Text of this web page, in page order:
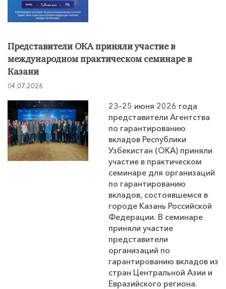
Представители ОКА приняли участие в
международном практическом семинаре в
Казани
04.07.2026
23–25 июня 2026 года
представители Агентства
по гарантированию
вкладов Республики
Узбекистан (ОКА) приняли
участие в практическом
семинаре для организаций
по гарантированию
вкладов, состоявшемся в
городе Казань Российской
Федерации. В семинаре
приняли участие
представители
организаций по
гарантированию вкладов из
стран Центральной Азии и
Евразийского региона.